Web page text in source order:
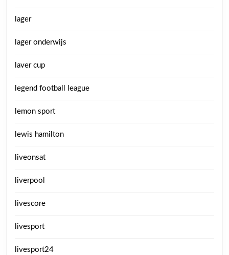
lager
lager onderwijs
laver cup
legend football league
lemon sport
lewis hamilton
liveonsat
liverpool
livescore
livesport
livesport24